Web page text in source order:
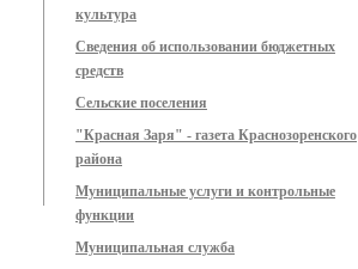
культура
Сведения об использовании бюджетных
средств
Сельские поселения
"Красная Заря" - газета Краснозоренского
района
Муниципальные услуги и контрольные
функции
Муниципальная служба